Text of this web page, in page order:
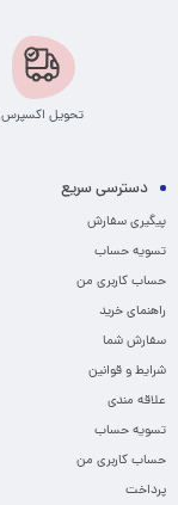
تحویل اکسپرس
دسترسی سریع
پیگیری سفارش
تسویه حساب
حساب کاربری من
راهنمای خرید
سفارش شما
شرایط و قوانین
علاقه مندی
تسویه حساب
حساب کاربری من
پرداخت